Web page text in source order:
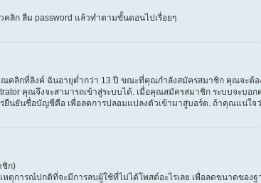
ลิก ลืม password แล้วทำตามขั้นตอนไปเรื่อยๆ
ณคลิกที่ลิงค์ ฉันอายุต่ำกว่า 13 ปี ขณะที่คุณกำลังสมัครสมาชิก คุณจะ
คุณจึงจะสามารถเข้าสู่ระบบได้. เมื่อคุณสมัครสมาชิก ระบบจะบ
ยันชื่อบัญชีคือ เพื่อลดการปลอมแปลงตัวเข้ามาสู่บอร์ด. ถ้าคุณแน่ใจ
ชิก)
การณ์ปกติที่จะมีการลบผู้ใช้ที่ไม่ได้โพสต์อะไรเลย เพื่อลดขนาดของ